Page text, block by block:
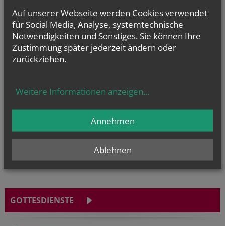
Wenn ihr Glauben habt, wird euch nichts unmöglich sein
Sie haben ein Anliegen oder eine Frage zu den Angeboten der Pfarre
GOTTESDIENSTE
Auf unserer Webseite werden Cookies verwendet
für Social Media, Analyse, systemtechnische
Notwendigkeiten und Sonstiges. Sie können Ihre
Zustimmung später jederzeit ändern oder
zurückziehen.
Weitere Informationen anzeigen...
Ablehnen
Annehmen